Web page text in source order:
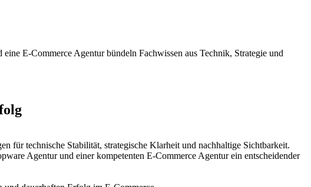
E-Commerce Agentur bündeln Fachwissen aus Technik, Strategie und
für technische Stabilität, strategische Klarheit und nachhaltige Sichtbarkeit.
Agentur und einer kompetenten E-Commerce Agentur ein entscheidender